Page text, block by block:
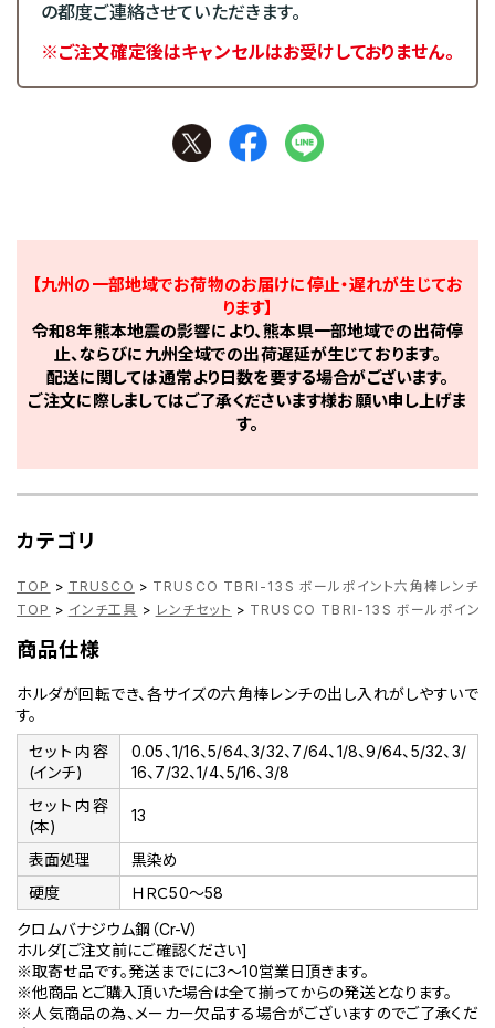
の都度ご連絡させていただきます。
※ご注文確定後はキャンセルはお受けしておりません。
【九州の一部地域でお荷物のお届けに停止・遅れが生じてお
ります】
令和8年熊本地震の影響により、熊本県一部地域での出荷停
止、ならびに九州全域での出荷遅延が生じております。
配送に関しては通常より日数を要する場合がございます。
ご注文に際しましてはご了承くださいます様お願い申し上げま
す。
カテゴリ
TOP > TRUSCO > TRUSCO TBRI-13S ボールポイント六角棒レンチセ
TOP > インチ工具 > レンチセット > TRUSCO TBRI-13S ボールポイント
商品仕様
ホルダが回転でき、各サイズの六角棒レンチの出し入れがしやすいで
す。
セット内容
(インチ)
0.05、1/16、5/64、3/32、7/64、1/8、9/64、5/32、3/
16、7/32、1/4、5/16、3/8
セット内容
(本)
13
表面処理
黒染め
硬度
ＨＲＣ50～58
クロムバナジウム鋼（Cr-V）
ホルダ[ご注文前にご確認ください]
※取寄せ品です。発送までにに3～10営業日頂きます。
※他商品とご購入頂いた場合は全て揃ってからの発送となります。
※人気商品の為、メーカー欠品する場合がございますのでご了承くだ